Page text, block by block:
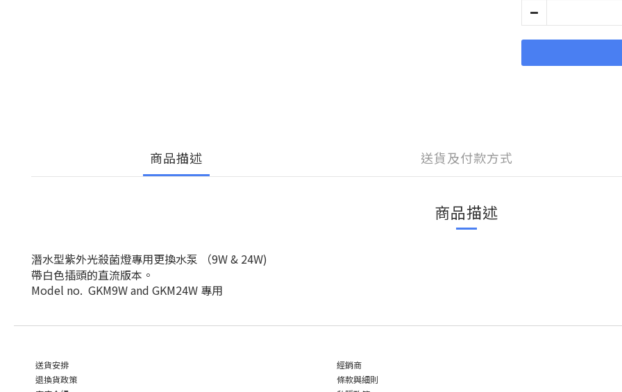
商品描述 送貨及付款方式
商品描述
潛水型紫外光殺菌燈專用更換水泵 （9W & 24W)
帶白色插頭的直流版本。
Model no. GKM9W and GKM24W 專用
送貨安排
退換貨政策
經銷商
條款與細則